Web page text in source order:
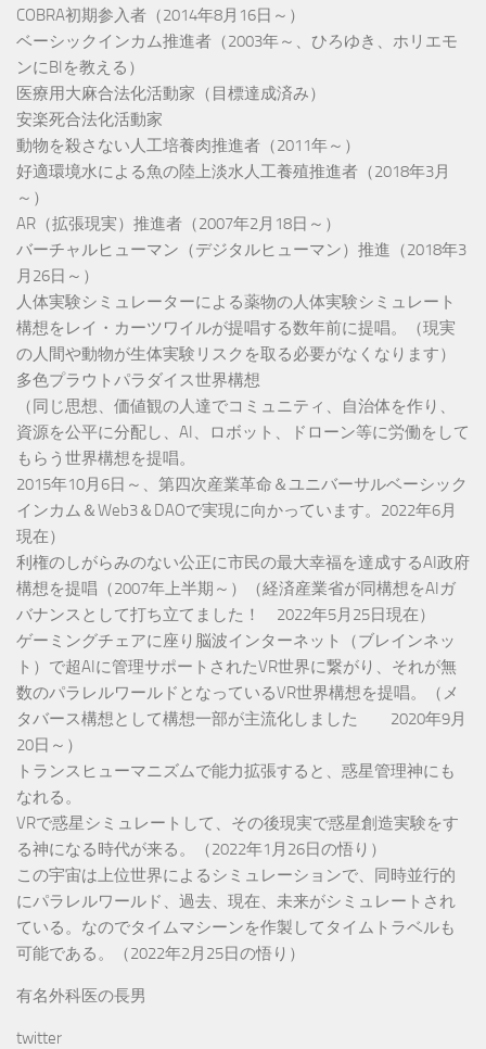
COBRA初期参入者（2014年8月16日～）
ベーシックインカム推進者（2003年～、ひろゆき、ホリエモ
ンにBIを教える）
医療用大麻合法化活動家（目標達成済み）
安楽死合法化活動家
動物を殺さない人工培養肉推進者（2011年～）
好適環境水による魚の陸上淡水人工養殖推進者（2018年3月
～）
AR（拡張現実）推進者（2007年2月18日～）
バーチャルヒューマン（デジタルヒューマン）推進（2018年3
月26日～）
人体実験シミュレーターによる薬物の人体実験シミュレート
構想をレイ・カーツワイルが提唱する数年前に提唱。（現実
の人間や動物が生体実験リスクを取る必要がなくなります）
多色プラウトパラダイス世界構想
（同じ思想、価値観の人達でコミュニティ、自治体を作り、
資源を公平に分配し、AI、ロボット、ドローン等に労働をして
もらう世界構想を提唱。
2015年10月6日～、第四次産業革命＆ユニバーサルベーシック
インカム＆Web3＆DAOで実現に向かっています。2022年6月
現在）
利権のしがらみのない公正に市民の最大幸福を達成するAI政府
構想を提唱（2007年上半期～）（経済産業省が同構想をAIガ
バナンスとして打ち立てました！ 2022年5月25日現在）
ゲーミングチェアに座り脳波インターネット（ブレインネッ
ト）で超AIに管理サポートされたVR世界に繋がり、それが無
数のパラレルワールドとなっているVR世界構想を提唱。（メ
タバース構想として構想一部が主流化しました 2020年9月
20日～）
トランスヒューマニズムで能力拡張すると、惑星管理神にも
なれる。
VRで惑星シミュレートして、その後現実で惑星創造実験をす
る神になる時代が来る。（2022年1月26日の悟り）
この宇宙は上位世界によるシミュレーションで、同時並行的
にパラレルワールド、過去、現在、未来がシミュレートされ
ている。なのでタイムマシーンを作製してタイムトラベルも
可能である。（2022年2月25日の悟り）
有名外科医の長男
twitter